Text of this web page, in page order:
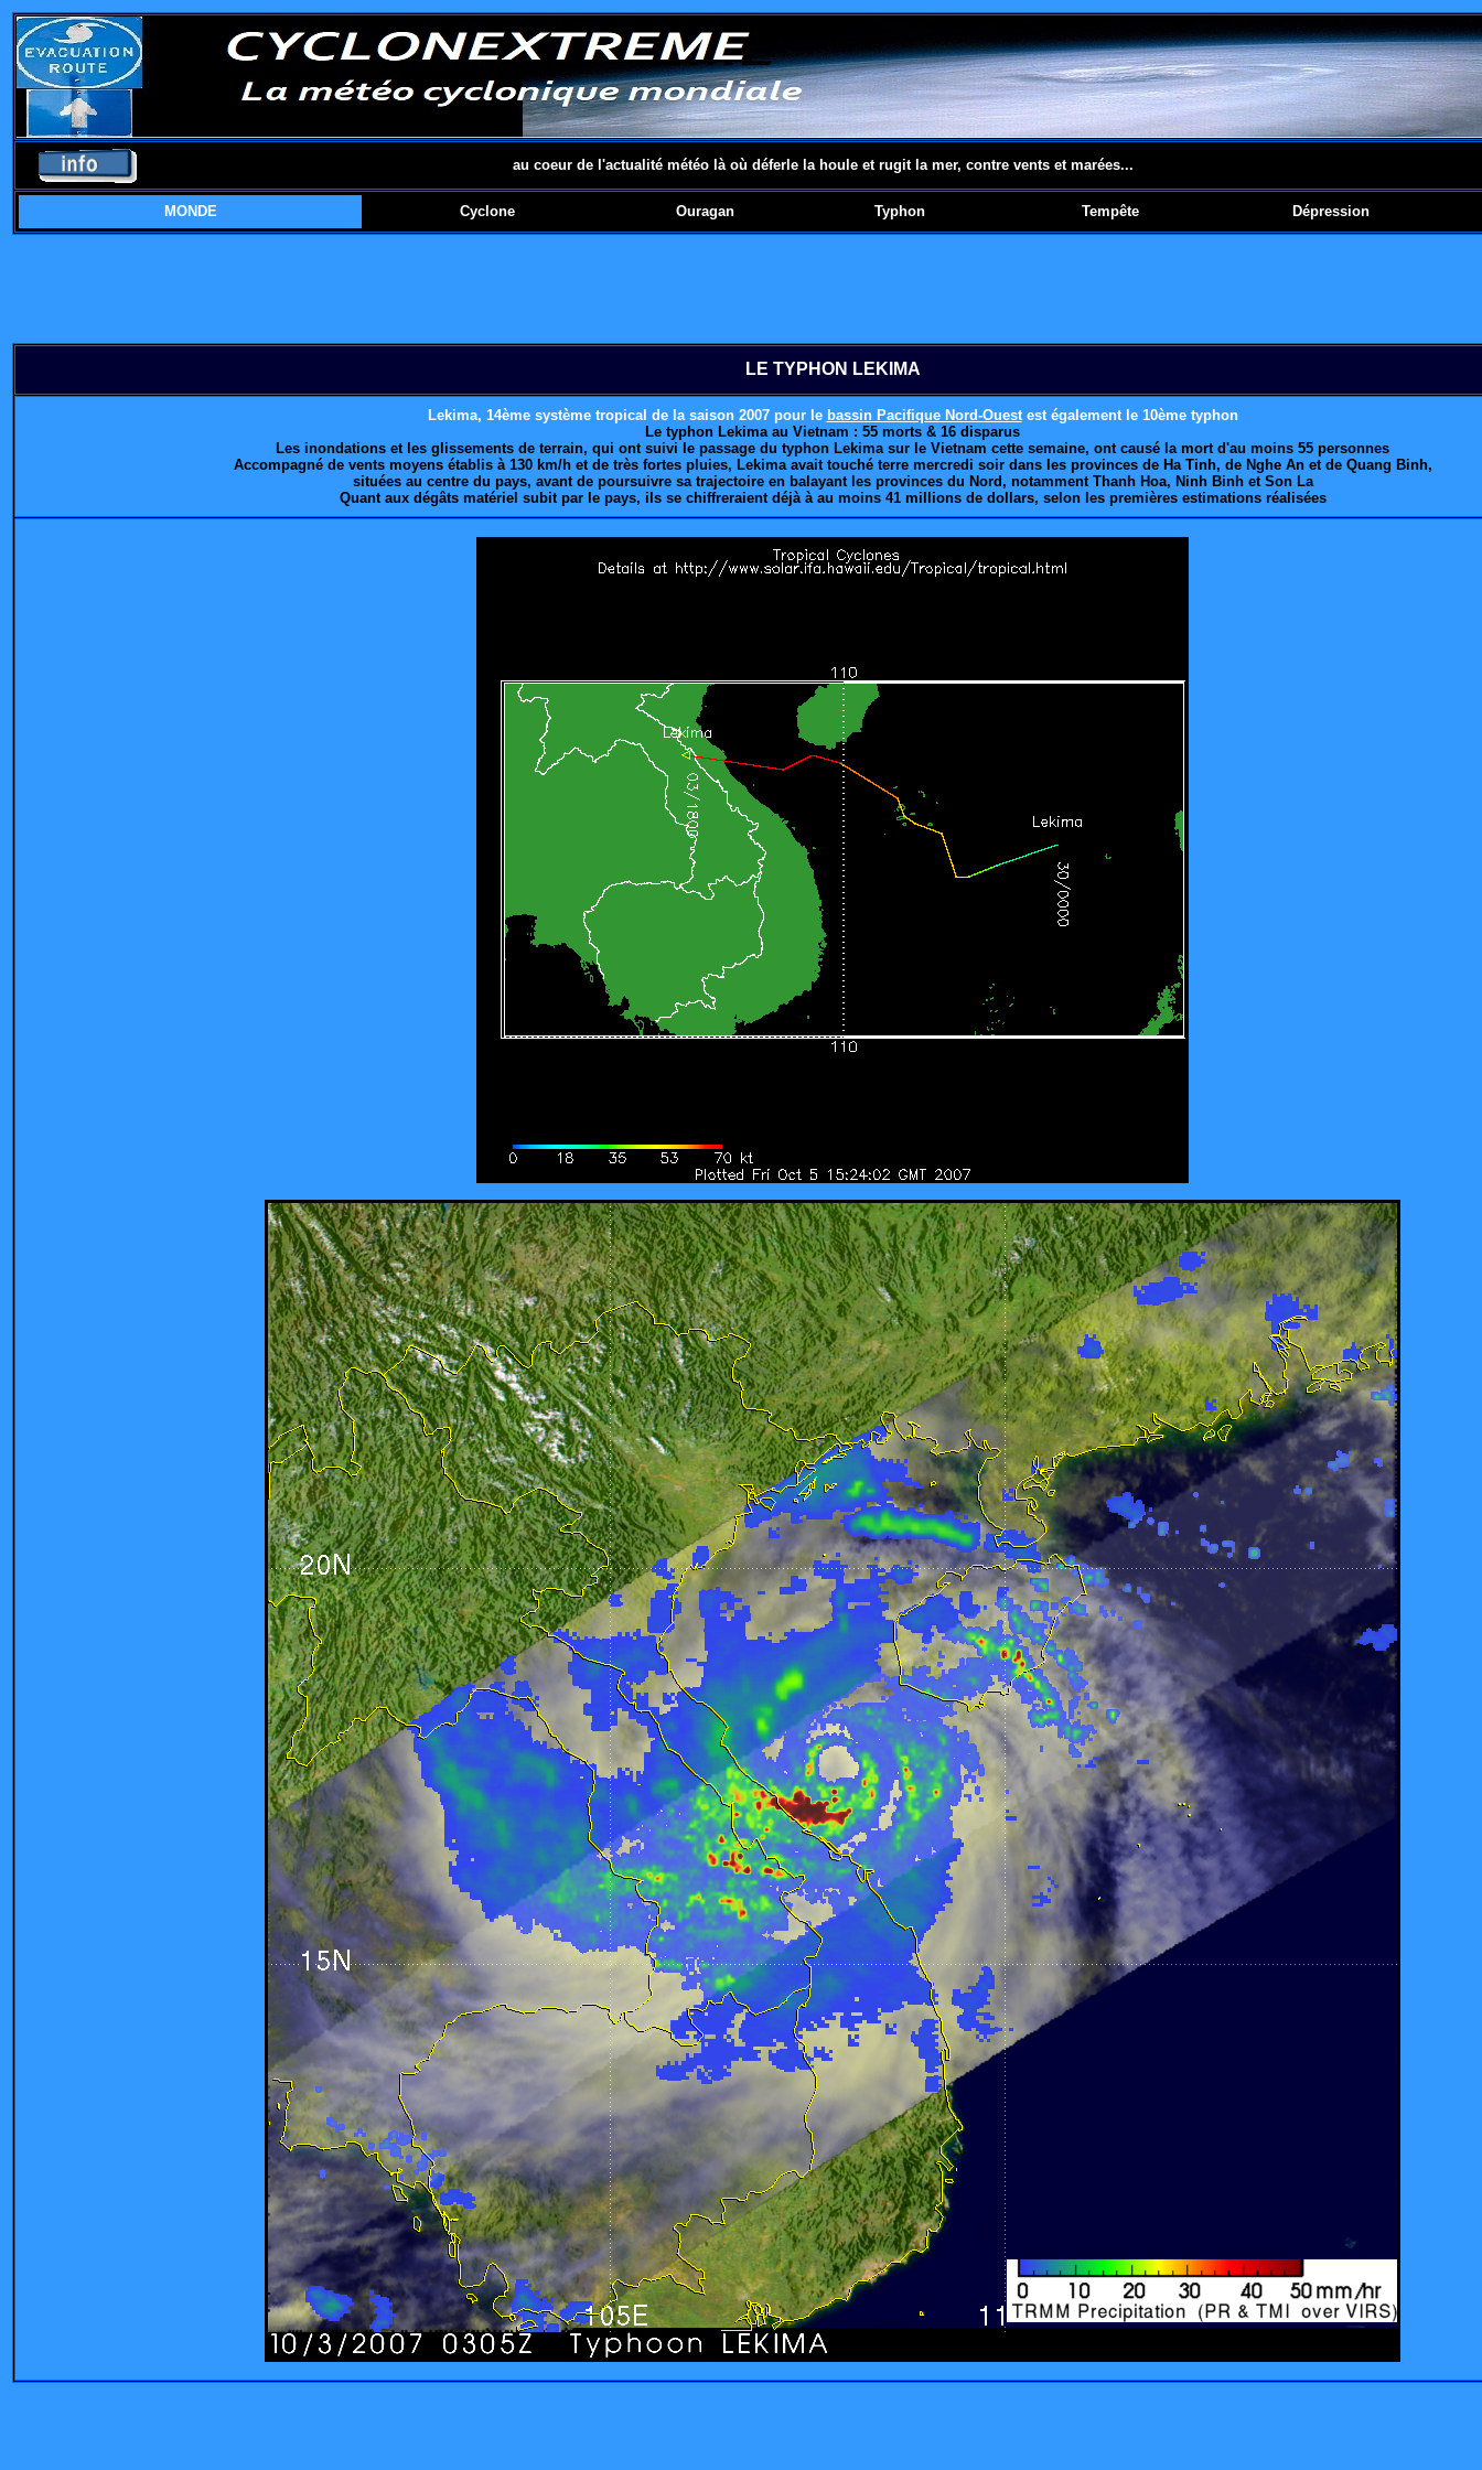
au coeur de l'actualité météo là où déferle la houle et rugit la mer, contre vents et marées...
MONDE Cyclone Ouragan Typhon Tempête Dépression
LE TYPHON LEKIMA
Lekima, 14ème système tropical de la saison 2007 pour le bassin Pacifique Nord-Ouestest également le 10ème typhon
Le typhon Lekima au Vietnam : 55 morts & 16 disparus
Les inondations et les glissements de terrain, qui ont suivi le passage du typhon Lekima sur le Vietnam cette semaine, ont causé la mort d'au moins 55 personnes
Accompagné de vents moyens établis à 130 km/h et de très fortes pluies, Lekima avait touché terre mercredi soir dans les provinces de Ha Tinh, de Nghe An et de Quang Binh,
situées au centre du pays, avant de poursuivre sa trajectoire en balayant les provinces du Nord, notamment Thanh Hoa, Ninh Binh et Son La
Quant aux dégâts matériel subit par le pays, ils se chiffreraient déjà à au moins 41 millions de dollars, selon les premières estimations réalisées